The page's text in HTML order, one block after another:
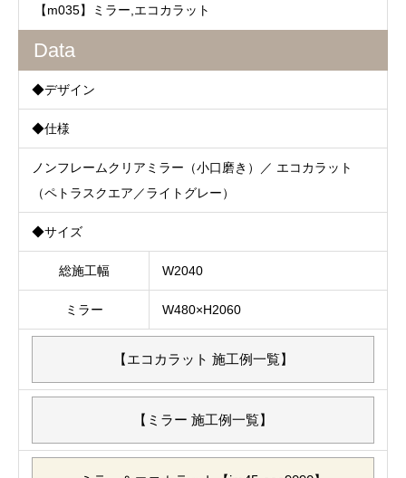
【m035】ミラー,エコカラット
Data
◆デザイン
◆仕様
ノンフレームクリアミラー（小口磨き）／ エコカラット
（ペトラスクエア／ライトグレー）
◆サイズ
総施工幅 W2040
ミラー W480×H2060
【エコカラット 施工例一覧】
【ミラー 施工例一覧】